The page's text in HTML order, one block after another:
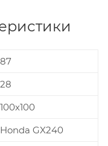
87
28
100х100
Honda GX240